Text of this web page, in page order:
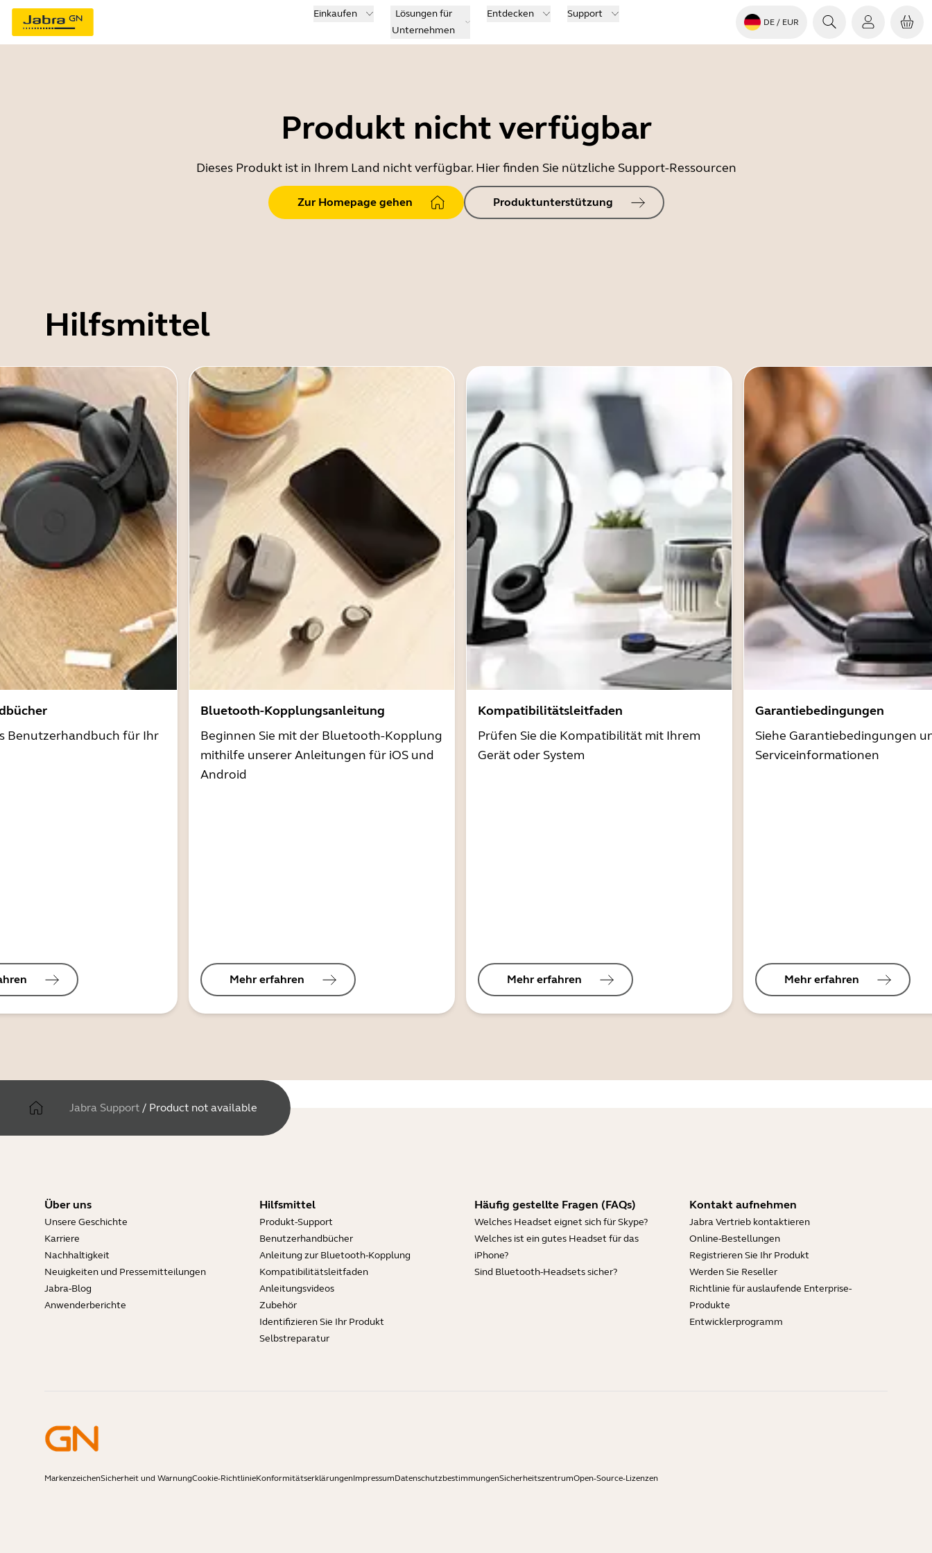
Einkaufen
Lösungen für
Unternehmen
Entdecken Support
DE / EUR
Produkt nicht verfügbar
Dieses Produkt ist in Ihrem Land nicht verfügbar. Hier finden Sie nützliche Support-Ressourcen
Zur Homepage gehen Produktunterstützung
Hilfsmittel
Benutzerhandbuch für Ihr
Bluetooth-Kopplungsanleitung
Beginnen Sie mit der Bluetooth-Kopplung
mithilfe unserer Anleitungen für iOS und
Android
Mehr erfahren
Kompatibilitätsleitfaden
Prüfen Sie die Kompatibilität mit Ihrem
Gerät oder System
Mehr erfahren
Garantiebedingungen
Siehe Garantiebedingungen
Serviceinformationen
Mehr erfahren
Jabra Support / Product not available
Über uns
Unsere Geschichte
Karriere
Nachhaltigkeit
Neuigkeiten und Pressemitteilungen
Jabra-Blog
Anwenderberichte
Hilfsmittel
Produkt-Support
Benutzerhandbücher
Anleitung zur Bluetooth-Kopplung
Kompatibilitätsleitfaden
Anleitungsvideos
Zubehör
Identifizieren Sie Ihr Produkt
Selbstreparatur
Häufig gestellte Fragen (FAQs)
Welches Headset eignet sich für Skype?
Welches ist ein gutes Headset für das
iPhone?
Sind Bluetooth-Headsets sicher?
Kontakt aufnehmen
Jabra Vertrieb kontaktieren
Online-Bestellungen
Registrieren Sie Ihr Produkt
Werden Sie Reseller
Richtlinie für auslaufende Enterprise-
Produkte
Entwicklerprogramm
MarkenzeichenSicherheit und WarnungCookie-RichtlinieKonformitätserklärungenImpressumDatenschutzbestimmungenSicherheitszentrumOpen-Source-Lizenzen